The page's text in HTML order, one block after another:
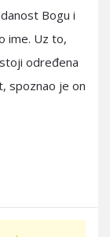
Bogu i
ime. Uz to,
određena
spoznao je on